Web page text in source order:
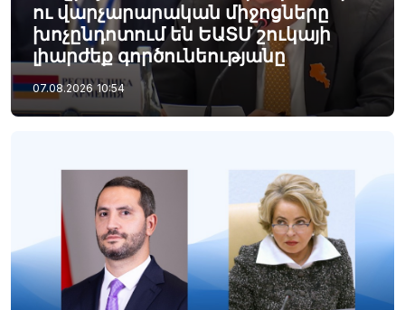
ու վարչարարական միջոցները
խոչընդոտում են ԵԱՏՄ շուկայի
լիարժեք գործունեությանը
07.08.2026 10:54